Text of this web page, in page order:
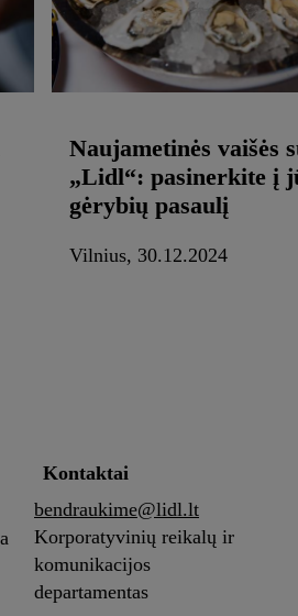
Naujametinės vaišės
„Lidl“: pasinerkite į
gėrybių pasaulį
Vilnius, 30.12.2024
Kontaktai
bendraukime@lidl.lt
Korporatyvinių reikalų ir
komunikacijos
departamentas